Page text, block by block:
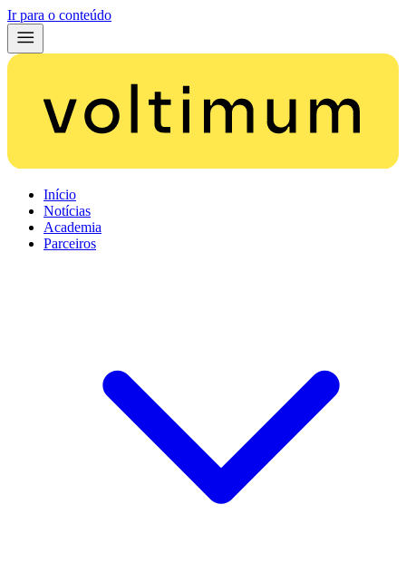
Ir para o conteúdo
Início
Notícias
Academia
Parceiros